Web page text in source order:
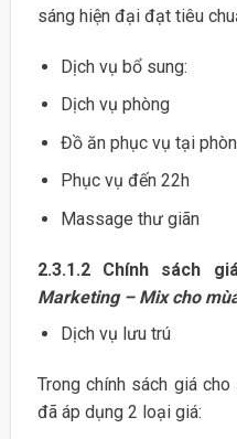
sáng hiện đại đạt tiêu
Dịch vụ bổ sung:
Dịch vụ phòng
Đồ ăn phục vụ tại
Phục vụ đến 22h
Massage thư giãn
2.3.1.2 Chính sách
Marketing – Mix cho
Dịch vụ lưu trú
Trong chính sách giá
đã áp dụng 2 loại giá: